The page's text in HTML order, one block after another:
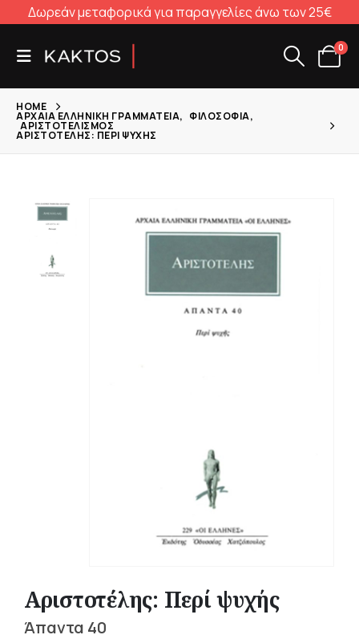
Δωρεάν μεταφορικά για παραγγελίες άνω των 25€
0
HOME
ΑΡΧΑΊΑ ΕΛΛΗΝΙΚΉ ΓΡΑΜΜΑΤΕΊΑ, ΦΙΛΟΣΟΦΊΑ,
ΑΡΙΣΤΟΤΕΛΙΣΜΌΣ
ΑΡΙΣΤΟΤΈΛΗΣ: ΠΕΡΊ ΨΥΧΉΣ
Αριστοτέλης: Περί ψυχής
Άπαντα 40